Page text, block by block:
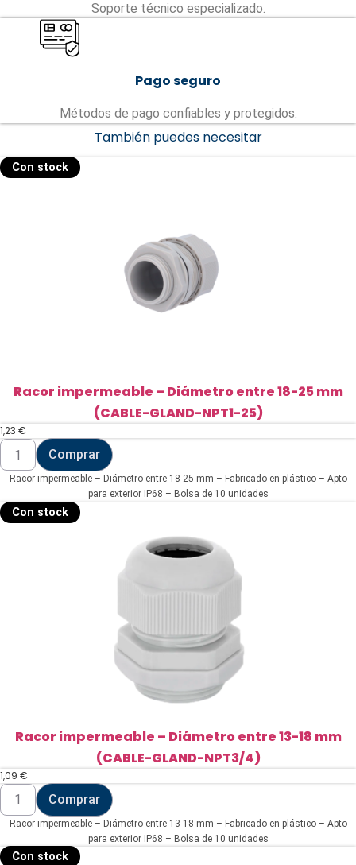
Soporte técnico especializado.
Pago seguro
Métodos de pago confiables y protegidos.
También puedes necesitar
Con stock
Racor impermeable – Diámetro entre 18-25 mm
(CABLE-GLAND-NPT1-25)
1,23 €
Racor
impermeable
-
Diámetro
18-
25
Comprar
Racor impermeable – Diámetro entre 18-25 mm – Fabricado en plástico – Apto
para exterior IP68 – Bolsa de 10 unidades
Con stock
Racor impermeable – Diámetro entre 13-18 mm
(CABLE-GLAND-NPT3/4)
1,09 €
Racor
impermeable
-
Diámetro
13-
Comprar
Racor impermeable – Diámetro entre 13-18 mm – Fabricado en plástico – Apto
para exterior IP68 – Bolsa de 10 unidades
Con stock